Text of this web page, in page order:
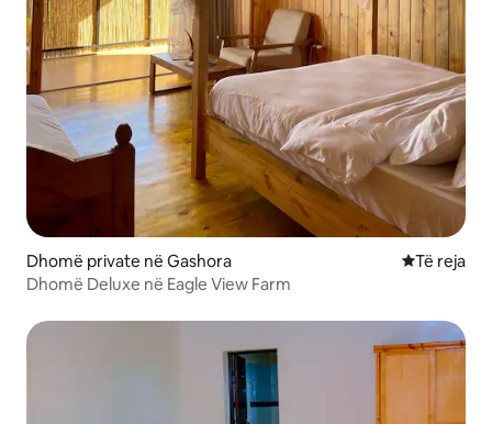
Dhomë private në Gashora
Të reja
Dhomë Deluxe në Eagle View Farm